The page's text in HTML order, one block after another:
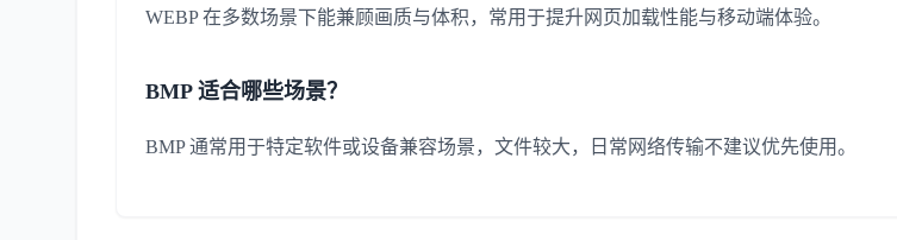
WEBP 在多数场景下能兼顾画质与体积，常用于提升网页加载性能与移动端体验。
BMP 适合哪些场景？
BMP 通常用于特定软件或设备兼容场景，文件较大，日常网络传输不建议优先使用。